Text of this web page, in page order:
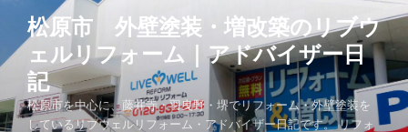
テ
ツ
へ
松原市 外壁塗装・増改築のリブウ
ェルリフォーム｜アドバイザー日
記
松原市を中心に、藤井寺・羽曳野・堺でリフォーム・外壁塗装を
しているリブウェルリフォーム・アドバイザー日記です。 リフォ